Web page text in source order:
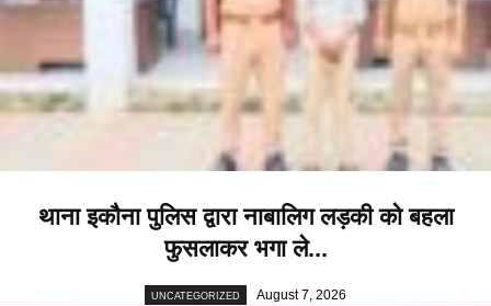
थाना इकौना पुलिस द्वारा नाबालिग लड़की को बहला
फुसलाकर भगा ले...
UNCATEGORIZED August 7, 2026